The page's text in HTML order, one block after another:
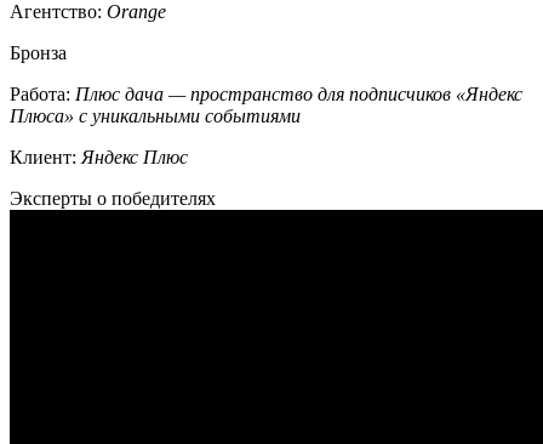
Агентство: Orange
Бронза
Работа: Плюс дача — пространство для подписчиков «Яндекс
Плюса» с уникальными событиями
Клиент: Яндекс Плюс
Эксперты о победителях